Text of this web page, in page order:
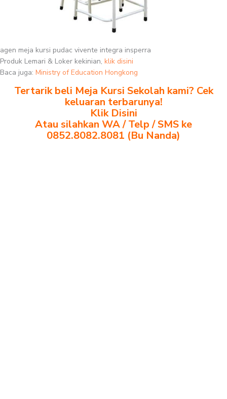
agen meja kursi pudac vivente integra insperra
Produk Lemari & Loker kekinian, klik disini
Baca juga: Ministry of Education Hongkong
Tertarik beli Meja Kursi Sekolah kami? Cek
keluaran terbarunya!
Klik Disini
Atau silahkan WA / Telp / SMS ke
0852.8082.8081 (Bu Nanda)